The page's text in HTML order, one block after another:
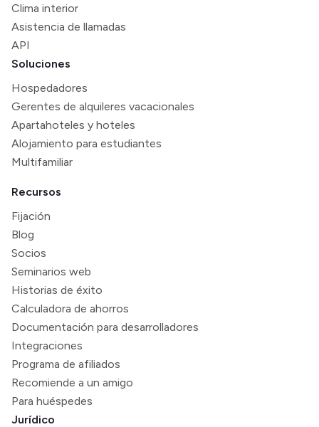
Clima interior
Asistencia de llamadas
API
Soluciones
Hospedadores
Gerentes de alquileres vacacionales
Apartahoteles y hoteles
Alojamiento para estudiantes
Multifamiliar
Recursos
Fijación
Blog
Socios
Seminarios web
Historias de éxito
Calculadora de ahorros
Documentación para desarrolladores
Integraciones
Programa de afiliados
Recomiende a un amigo
Para huéspedes
Jurídico